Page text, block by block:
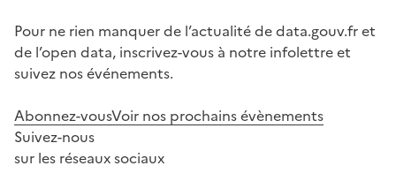
Pour ne rien manquer de l’actualité de data.gouv.fr et
de l’open data, inscrivez-vous à notre infolettre et
suivez nos événements.
Abonnez-vousVoir nos prochains évènements
Suivez-nous
sur les réseaux sociaux